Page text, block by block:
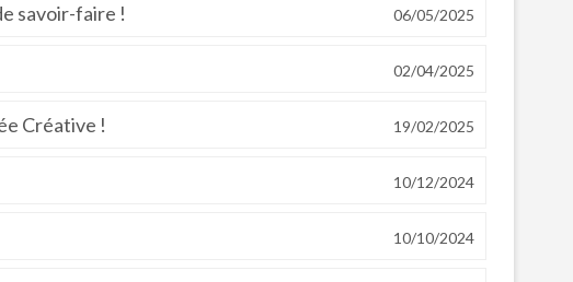
savoir-faire ! 06/05/2025
02/04/2025
Créative ! 19/02/2025
10/12/2024
10/10/2024